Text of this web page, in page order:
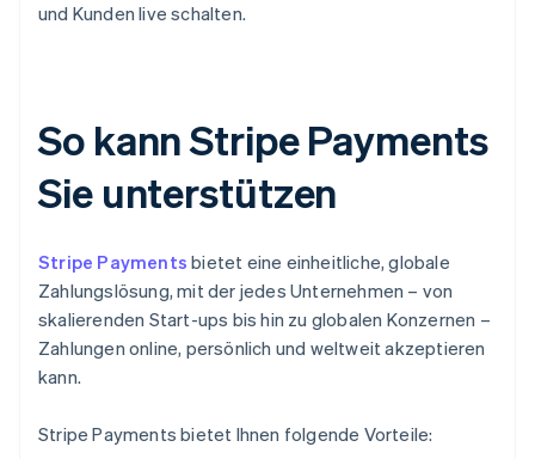
und Kunden live schalten.
So kann Stripe Payments
Sie unterstützen
Stripe Payments bietet eine einheitliche, globale
Zahlungslösung, mit der jedes Unternehmen – von
skalierenden Start-ups bis hin zu globalen Konzernen –
Zahlungen online, persönlich und weltweit akzeptieren
kann.
Stripe Payments bietet Ihnen folgende Vorteile: